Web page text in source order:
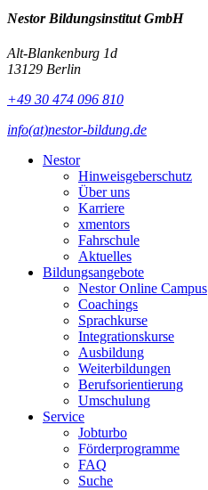
Nestor Bildungsinstitut GmbH
Alt-Blankenburg 1d
13129 Berlin
+49 30 474 096 810
info(at)nestor-bildung.de
Nestor
Hinweisgeberschutz
Über uns
Karriere
xmentors
Fahrschule
Aktuelles
Bildungsangebote
Nestor Online Campus
Coachings
Sprachkurse
Integrationskurse
Ausbildung
Weiterbildungen
Berufsorientierung
Umschulung
Service
Jobturbo
Förderprogramme
FAQ
Suche